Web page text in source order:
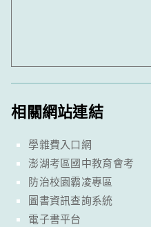
相關網站連結
學雜費入口網
澎湖考區國中教育會考
防治校園霸凌專區
圖書資訊查詢系統
電子書平台